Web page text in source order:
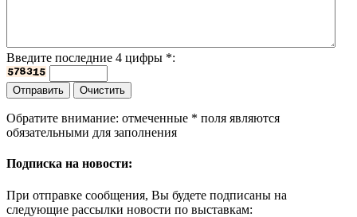
Введите последние 4 цифры *:
Обратите внимание: отмеченные * поля являются
обязательными для заполнения
Подписка на новости:
При отправке сообщения, Вы будете подписаны на
следующие рассылки новости по выставкам: